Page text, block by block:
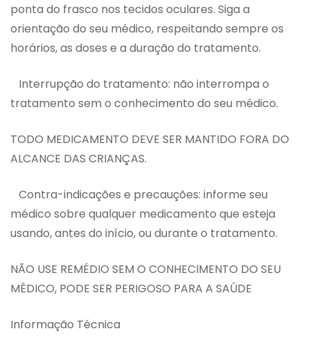
ponta do frasco nos tecidos oculares. Siga a
orientação do seu médico, respeitando sempre os
horários, as doses e a duração do tratamento.
Interrupção do tratamento: não interrompa o
tratamento sem o conhecimento do seu médico.
TODO MEDICAMENTO DEVE SER MANTIDO FORA DO
ALCANCE DAS CRIANÇAS.
Contra-indicações e precauções: informe seu
médico sobre qualquer medicamento que esteja
usando, antes do início, ou durante o tratamento.
NÃO USE REMÉDIO SEM O CONHECIMENTO DO SEU
MÉDICO, PODE SER PERIGOSO PARA A SAÚDE
Informação Técnica